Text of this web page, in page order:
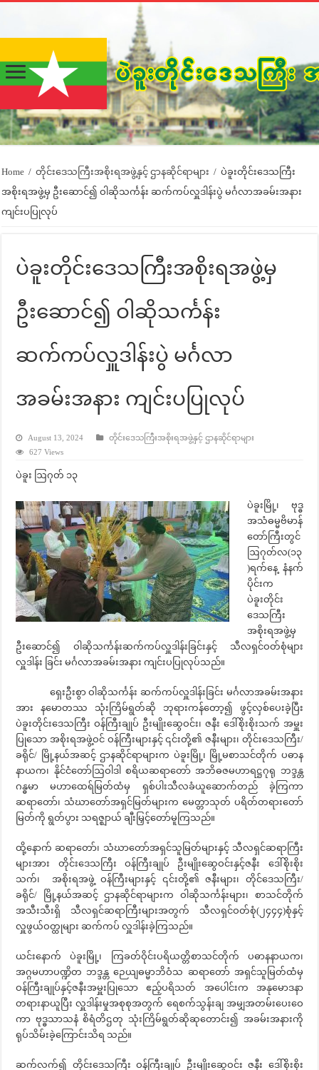
Home / တိုင်းဒေသကြီးအစိုးရအဖွဲ့နှင့် ဌာနဆိုင်ရာများ / ပဲခူးတိုင်းဒေသကြီး
အစိုးရအဖွဲ့မှ ဦးဆောင်၍ ဝါဆိုသင်္ကန်း ဆက်ကပ်လှူဒါန်းပွဲ မင်္ဂလာအခမ်းအနား
ကျင်းပပြုလုပ်
ပဲခူးတိုင်းဒေသကြီးအစိုးရအဖွဲ့မှ
ဦးဆောင်၍ ဝါဆိုသင်္ကန်း
ဆက်ကပ်လှူဒါန်းပွဲ မင်္ဂလာ
အခမ်းအနား ကျင်းပပြုလုပ်
August 13, 2024
တိုင်းဒေသကြီးအစိုးရအဖွဲ့နှင့် ဌာနဆိုင်ရာများ
627 Views
ပဲခူး ဩဂုတ် ၁၃
ပဲခူးမြို့၊ ဗုဒ္ဓ
အသံဓမ္မဗိမာန်
တော်ကြီးတွင်
ဩဂုတ်လ(၁၃
)ရက်နေ့ နံနက်
ပိုင်းက
ပဲခူးတိုင်း
ဒေသကြီး
အစိုးရအဖွဲ့မှ
ဦးဆောင်၍ ဝါဆိုသင်္ကန်းဆက်ကပ်လှူဒါန်းခြင်းနှင့် သီလရှင်ဝတ်စုံများ
လှူဒါန်း ခြင်း မင်္ဂလာအခမ်းအနား ကျင်းပပြုလုပ်သည်။
ရှေးဦးစွာ ဝါဆိုသင်္ကန်း ဆက်ကပ်လှူဒါန်းခြင်း မင်္ဂလာအခမ်းအနား
အား နမောတဿ သုံးကြိမ်ရွတ်ဆို ဘုရားကန်တော့၍ ဖွင့်လှစ်ပေးခဲ့ပြီး
ပဲခူးတိုင်းဒေသကြီး ဝန်ကြီးချုပ် ဦးမျိုးဆွေဝင်း၊ ဇနီး ဒေါ်စိုးစိုးသက် အမှူး
ပြုသော အစိုးရအဖွဲ့ဝင် ဝန်ကြီးများနှင့် ၎င်းတို့၏ ဇနီးများ၊ တိုင်းဒေသကြီး/
ခရိုင်/ မြို့နယ်အဆင့် ဌာနဆိုင်ရာများက ပဲခူးမြို့၊ မြို့မစာသင်တိုက် ပဓာန
နာယက၊ နိုင်ငံတော်ဩဝါဒါ စရိယဆရာတော် အဘိဓဇမဟာရဋ္ဌဂုရု ဘဒ္ဒန္တ
ဂန္ဓမာ မဟာထေရ်မြတ်ထံမှ ရှစ်ပါးသီလခံယူဆောက်တည် ခဲ့ကြကာ
ဆရာတော်၊ သံဃာတော်အရှင်မြတ်များက မေတ္တာသုတ် ပရိတ်တရားတော်
မြတ်ကို ရွတ်ပွား သရဇ္ဈာယ် ချီးမြှင့်တော်မူကြသည်။
ထို့နောက် ဆရာတော်၊ သံဃာတော်အရှင်သူမြတ်များနှင့် သီလရှင်ဆရာကြီး
များအား တိုင်းဒေသကြီး ဝန်ကြီးချုပ် ဦးမျိုးဆွေဝင်းနှင့်ဇနီး ဒေါ်စိုးစိုး
သက်၊ အစိုးရအဖွဲ့ ဝန်ကြီးများနှင့် ၎င်းတို့၏ ဇနီးများ၊ တိုင်ဒေသကြီး/
ခရိုင်/ မြို့နယ်အဆင့် ဌာနဆိုင်ရာများက ဝါဆိုသင်္ကန်းများ၊ စာသင်တိုက်
အသီးသီးရှိ သီလရှင်ဆရာကြီးများအတွက် သီလရှင်ဝတ်စုံ(၂၄၄၄)စုံနှင့်
လှူဖွယ်ဝတ္ထုများ ဆက်ကပ် လှူဒါန်းခဲ့ကြသည်။
ယင်းနောက် ပဲခူးမြို့၊ ကြခတ်ဝိုင်းပရိယတ္တိစာသင်တိုက် ပဓာနနာယက၊
အဂ္ဂမဟာပဏ္ဍိတ ဘဒ္ဒန္တ ဉေယျဓမ္မာဘိဝံသ ဆရာတော် အရှင်သူမြတ်ထံမှ
ဝန်ကြီးချုပ်နှင့်ဇနီးအမှူးပြုသော ဧည့်ပရိသတ် အပေါင်းက အနုမောဒနာ
တရားနာယူပြီး လှူဒါန်းမှုအစုစုအတွက် ရေစက်သွန်းချ အမျှအတမ်းပေးဝေ
ကာ ဗုဒ္ဓသာသနံ စိရံတိဌတု သုံးကြိမ်ရွတ်ဆိုဆုတောင်း၍ အခမ်းအနားကို
ရုပ်သိမ်းခဲ့ကြောင်းသိရ သည်။
ဆက်လက်၍ တိုင်းဒေသကြီး ဝန်ကြီးချုပ် ဦးမျိုးဆွေဝင်း ဇနီး ဒေါ်စိုးစိုး